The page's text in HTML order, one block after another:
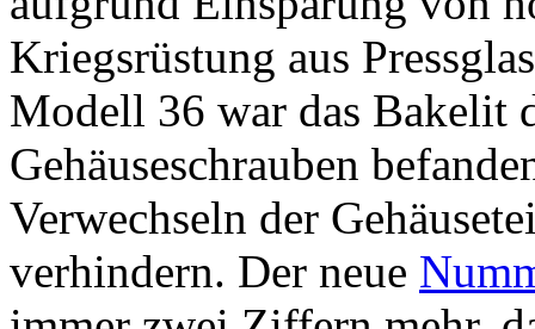
Kriegsrüstung aus
Modell 36 war das Bakelit
Gehäuseschrauben
Verwechseln der
verhindern. Der neue